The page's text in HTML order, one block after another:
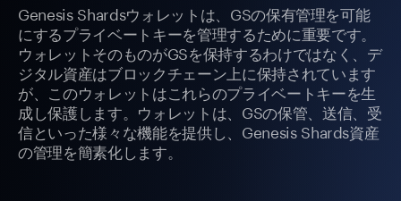
Genesis Shardsウォレットは、GSの保有管理を可能
にするプライベートキーを管理するために重要です。
ウォレットそのものがGSを保持するわけではなく、デ
ジタル資産はブロックチェーン上に保持されています
が、このウォレットはこれらのプライベートキーを生
成し保護します。ウォレットは、GSの保管、送信、受
信といった様々な機能を提供し、Genesis Shards資産
の管理を簡素化します。